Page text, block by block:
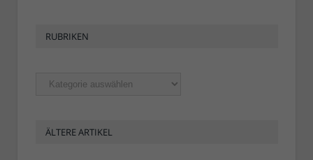
RUBRIKEN
Rubriken
ÄLTERE ARTIKEL